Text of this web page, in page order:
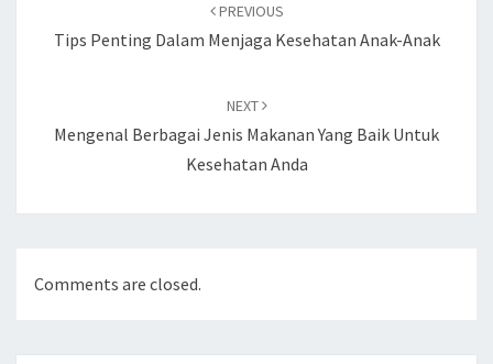
PREVIOUS
Tips Penting Dalam Menjaga Kesehatan Anak-Anak
NEXT
Mengenal Berbagai Jenis Makanan Yang Baik Untuk
Kesehatan Anda
Comments are closed.